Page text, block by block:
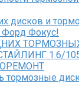
дисков и
Форд Фокус!
1.6/
тормозные